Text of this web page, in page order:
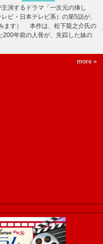
演するドラマ「一次元の挿し
ビ・日本テレビ系）の第5話が、
ます） 本作は、松下龍之介氏の
200年前の人骨が、失踪した妹の
more »